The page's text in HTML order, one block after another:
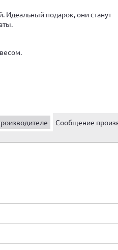
Идеальный подарок, они станут
Сообщение